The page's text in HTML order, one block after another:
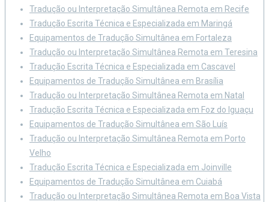
Tradução ou Interpretação Simultânea Remota em Recife
Tradução Escrita Técnica e Especializada em Maringá
Equipamentos de Tradução Simultânea em Fortaleza
Tradução ou Interpretação Simultânea Remota em Teresina
Tradução Escrita Técnica e Especializada em Cascavel
Equipamentos de Tradução Simultânea em Brasília
Tradução ou Interpretação Simultânea Remota em Natal
Tradução Escrita Técnica e Especializada em Foz do Iguaçu
Equipamentos de Tradução Simultânea em São Luís
Tradução ou Interpretação Simultânea Remota em Porto
Velho
Tradução Escrita Técnica e Especializada em Joinville
Equipamentos de Tradução Simultânea em Cuiabá
Tradução ou Interpretação Simultânea Remota em Boa Vista